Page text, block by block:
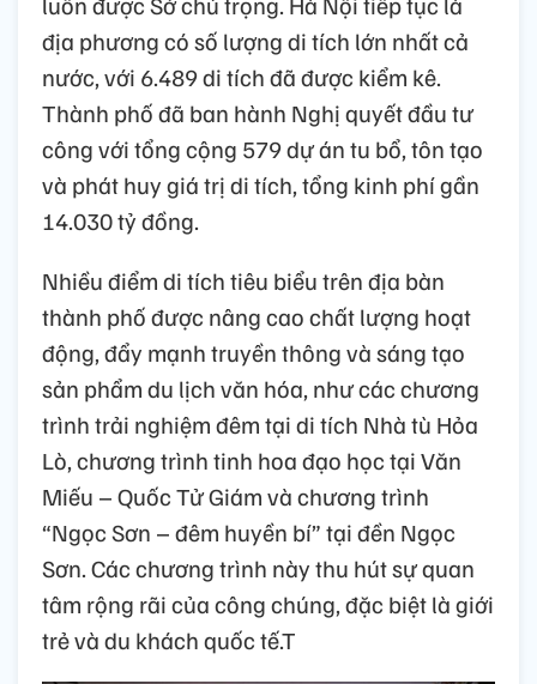
địa phương có số lượng di tích lớn nhất cả
nước, với 6.489 di tích đã được kiểm kê.
Thành phố đã ban hành Nghị quyết đầu tư
công với tổng cộng 579 dự án tu bổ, tôn tạo
và phát huy giá trị di tích, tổng kinh phí gần
14.030 tỷ đồng.
Nhiều điểm di tích tiêu biểu trên địa bàn
thành phố được nâng cao chất lượng hoạt
động, đẩy mạnh truyền thông và sáng tạo
sản phẩm du lịch văn hóa, như các chương
trình trải nghiệm đêm tại di tích Nhà tù Hỏa
Lò, chương trình tinh hoa đạo học tại Văn
Miếu – Quốc Tử Giám và chương trình
“Ngọc Sơn – đêm huyền bí” tại đền Ngọc
Sơn. Các chương trình này thu hút sự quan
tâm rộng rãi của công chúng, đặc biệt là giới
trẻ và du khách quốc tế.T